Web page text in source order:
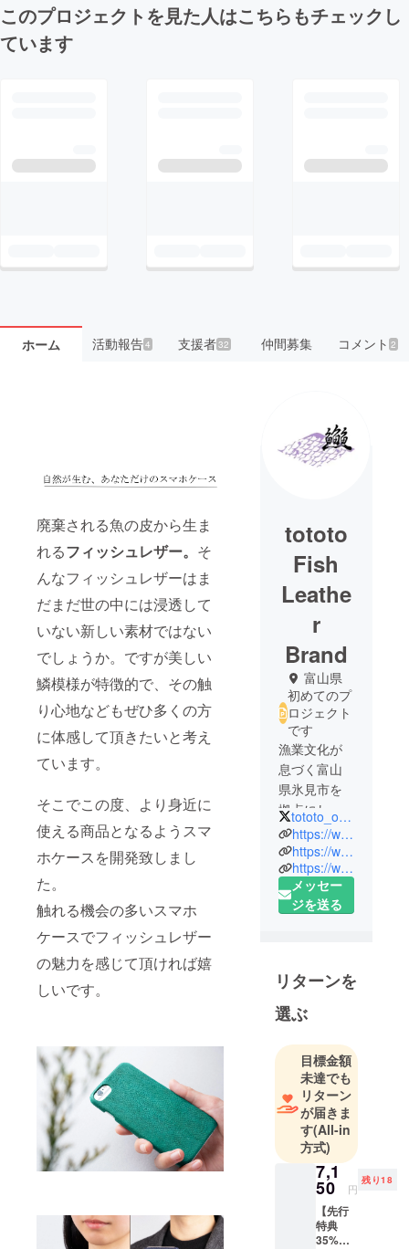
このプロジェクトを見た人はこちらもチェックし
ています
ホーム 活動報告4 支援者32 仲間募集 コメント 2
廃棄される魚の皮から生ま
れるフィッシュレザー。 そ
んなフィッシュレザーはま
だまだ世の中には浸透して
いない新しい素材ではない
でしょうか。ですが美しい
鱗模様が特徴的で、その触
り心地などもぜひ多くの方
に体感して頂きたいと考え
ています。
そこでこの度、より身近に
使える商品となるようスマ
ホケースを開発致しまし
た。
触れる機会の多いスマホ
ケースでフィッシュレザー
の魅力を感じて頂ければ嬉
しいです。
tototo
Fish
Leathe
r
Brand
富山県
初めてのプ
ロジェクト
です
漁業文化が
息づく富山
県氷見市を
拠点にして
います。
「生命の恵
みを無駄に
しない持続
可能なもの
フィッシュ
レザーを
使った新し
タイルを提
案します。
tototo_official
https://www.tototoleather.com
https://www.instagram.com/tototo_official/
https://www.facebook.com/tototoleather
メッセー
ジを送る
リターンを
選ぶ
目標金額
未達でも
リターン
が届きま
す(All-in
方式)
7,1
50 円
残り18
【先行
特典
35%OF